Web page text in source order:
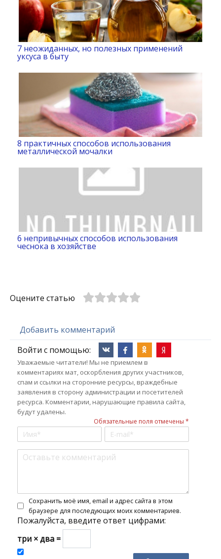
7 неожиданных, но полезных применений
уксуса в быту
8 практичных способов использования
металлической мочалки
6 непривычных способов использования
чеснока в хозяйстве
Оцените статью
Добавить комментарий
Войти с помощью:
Уважаемые читатели! Мы не приемлем в
комментариях мат, оскорбления других участников,
спам и ссылки на сторонние ресурсы, враждебные
заявления в сторону администрации и посетителей
ресурса. Комментарии, нарушающие правила сайта,
будут удалены.
Обязательные поля отмечены *
Сохранить моё имя, email и адрес сайта в этом
браузере для последующих моих комментариев.
Пожалуйста, введите ответ цифрами:
три × два =